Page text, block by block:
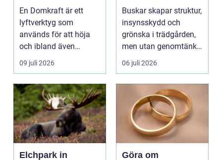
En Domkraft är ett
lyftverktyg som
används för att höja
och ibland även
positionera tunga
objekt, so...
09 juli 2026
vackra buskar året
runt
Buskar skapar struktur,
insynsskydd och
grönska i trädgården,
men utan genomtänkt
beskärning blir de...
06 juli 2026
Elchpark in
Göra om